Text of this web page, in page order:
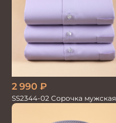
2 990 ₽
SS2344-02 Сорочка мужская
кор.рукав бамбук